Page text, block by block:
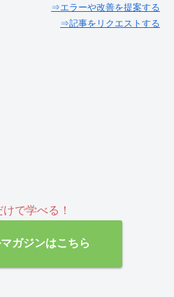
⇒エラーや改善を提案する
⇒記事をリクエストする
けで学べる！
ガジンはこちら